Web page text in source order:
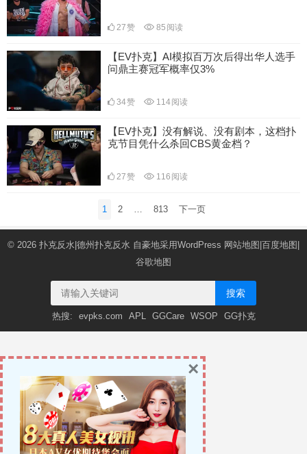
27赞 85 阅读
【EV扑克】AI模拟百万次后得出华人选手
问鼎主赛冠军概率仅3%
34赞 114阅读
【EV扑克】没有解说、没有剧本，这档扑
克节目凭什么杀回CBS黄金档？
27赞 116 阅读
1 2 813 下一页
© 2026 扑克反水|德州扑克反水 自豪地采用WordPress 网站地图 百度地图
谷歌地图
搜索
热搜: evpks.com APL GGCare WSOP GG扑克
×